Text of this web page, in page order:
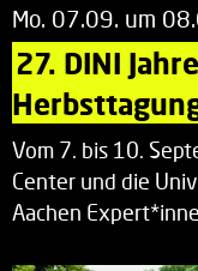
Mo. 07.09. um
27. DINI
Vom 7. bis 10.
Center und die
Aachen